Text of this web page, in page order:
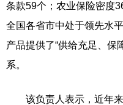
条款59个；农业保险密度
全国各省市中处于领先水
产品提供了“供给充足、保
系。
该负责人表示，近年